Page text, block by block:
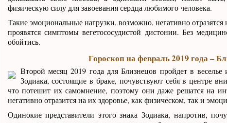
физическую силу для завоевания сердца любимого человека.
Такие эмоциональные нагрузки, возможно, негативно
проявятся симптомы вегетососудистой дистонии. Без
обойтись.
Гороскоп на февраль 2019 года –
Второй месяц 2019 года для Близнецов пройдет в
Зодиака, состоящие в браке, почувствуют себя в центре
что потешит их самомнение, поэтому они даже решатся на
негативно отразится на их здоровье, как физическом, так и
Одинокие представители этого знака Зодиака, напротив,